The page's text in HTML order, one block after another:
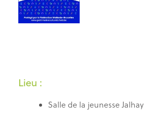
Lieu :
Salle de la jeunesse Jalhay